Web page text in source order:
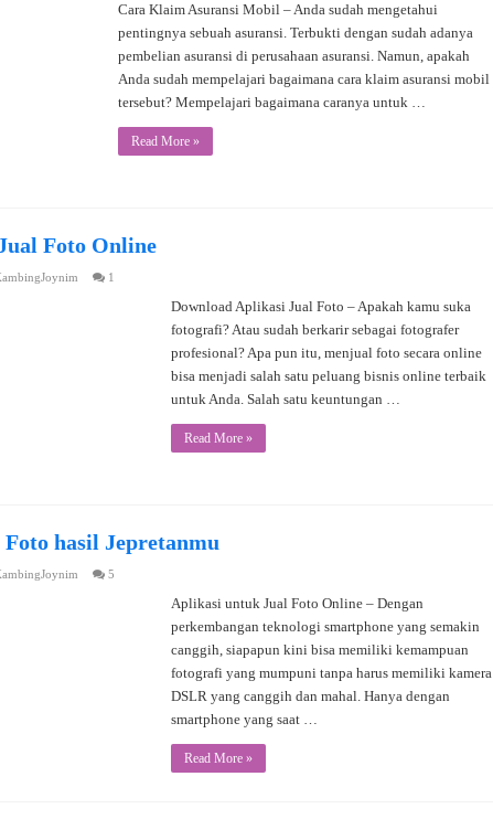
Cara Klaim Asuransi Mobil – Anda sudah mengetahui
pentingnya sebuah asuransi. Terbukti dengan sudah adanya
pembelian asuransi di perusahaan asuransi. Namun, apakah
Anda sudah mempelajari bagaimana cara klaim asuransi mobil
tersebut? Mempelajari bagaimana caranya untuk …
Read More »
Foto Online
1
Download Aplikasi Jual Foto – Apakah kamu suka
fotografi? Atau sudah berkarir sebagai fotografer
profesional? Apa pun itu, menjual foto secara online
bisa menjadi salah satu peluang bisnis online terbaik
untuk Anda. Salah satu keuntungan …
Read More »
hasil Jepretanmu
5
Aplikasi untuk Jual Foto Online – Dengan
perkembangan teknologi smartphone yang semakin
canggih, siapapun kini bisa memiliki kemampuan
fotografi yang mumpuni tanpa harus memiliki kamera
DSLR yang canggih dan mahal. Hanya dengan
smartphone yang saat …
Read More »